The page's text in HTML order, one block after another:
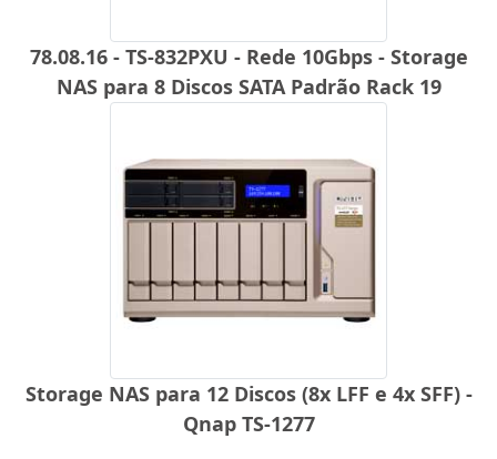
78.08.16 - TS-832PXU - Rede 10Gbps - Storage
NAS para 8 Discos SATA Padrão Rack 19
Storage NAS para 12 Discos (8x LFF e 4x SFF) -
Qnap TS-1277